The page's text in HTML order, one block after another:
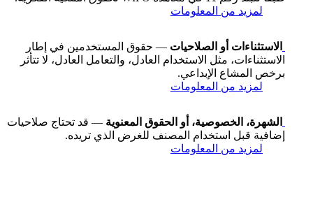
لمزيد من المعلومات
الاستثناءات أو الصلاحيات — حقوق المستخدمين في إطار
الاستثناءات، مثل الاستخدام العادل، والتعامل العادل، لا تتأثر
برخص المشاع الإبداعي.
لمزيد من المعلومات
الشهرة، الخصوصية، أو الحقوق المعنوية — قد تحتاج صلاحيات
إضافية قبل استخدام المصنف للغرض الذي تريده.
لمزيد من المعلومات